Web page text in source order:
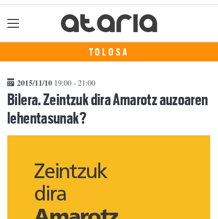
TOLOSA
2015/11/10 19:00 - 21:00
Bilera. Zeintzuk dira Amarotz auzoaren
lehentasunak?